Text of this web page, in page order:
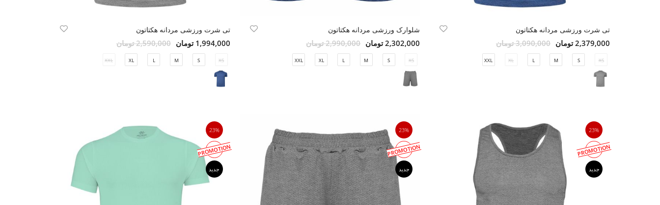
تی شرت ورزشی مردانه هکتاتون
2,379,000 تومان 3,090,000 تومان
XS
S
M
L
XL
XXL
شلوارک ورزشی مردانه هکتاتون
2,302,000 تومان 2,990,000 تومان
XS
S
M
L
XL
XXL
تی شرت ورزشی مردانه هکتاتون
1,994,000 تومان 2,590,000 تومان
XS
S
M
L
XL
XXL
23%
PROMOTION
جدید
23%
PROMOTION
جدید
23%
PROMOTION
جدید